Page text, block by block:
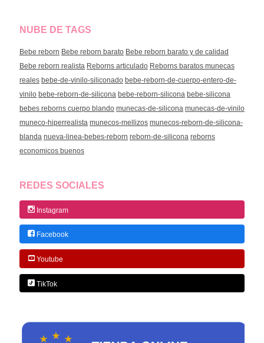
NUBE DE TAGS
Bebe reborn Bebe reborn barato Bebe reborn barato y de calidad
Bebe reborn realista Reborns articulado Reborns baratos munecas
reales bebe-de-vinilo-siliconado bebe-reborn-de-cuerpo-entero-de-
vinilo bebe-reborn-de-silicona bebe-reborn-silicona bebe-silicona
bebes reborns cuerpo blando munecas-de-silicona munecas-de-vinilo
muneco-hiperrealista munecos-mellizos munecos-reborn-de-silicona-
blanda nueva-linea-bebes-reborn reborn-de-silicona reborns
economicos buenos
REDES SOCIALES
Instagram
Facebook
Youtube
TikTok